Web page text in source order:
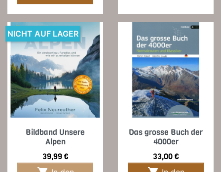
Bildband Unsere
Alpen
Preis
39,99 €
NICHT AUF LAGER
Das grosse Buch der
4000er
Preis
33,00 €